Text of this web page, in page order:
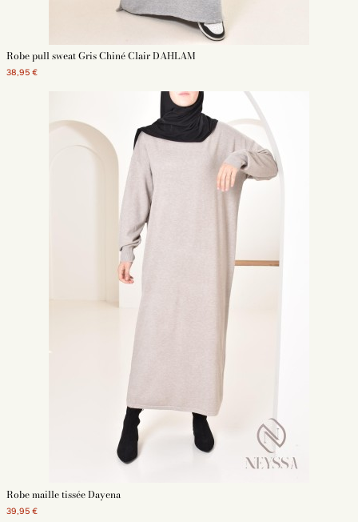
Robe pull sweat Gris Chiné Clair DAHLAM
38,95 €
Robe maille tissée Dayena
39,95 €